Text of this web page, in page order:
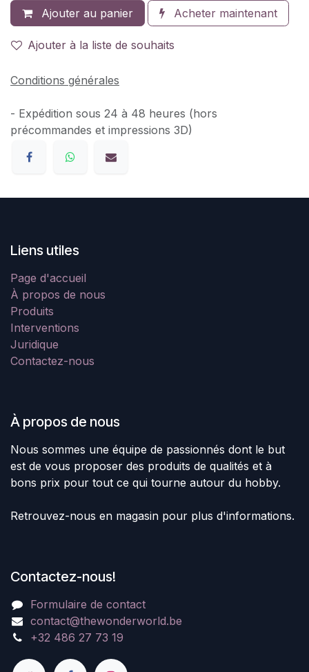
Ajouter au panier Acheter maintenant
Ajouter à la liste de souhaits
Conditions générales
- Expédition sous 24 à 48 heures (hors
précommandes et impressions 3D)
Liens utiles
Page d'accueil
À propos de nous
Produits
Interventions
Juridique
Contactez-nous
À propos de nous
Nous sommes une équipe de passionnés dont le but
est de vous proposer des produits de qualités et à
bons prix pour tout ce qui tourne autour du hobby.
Retrouvez-nous en magasin pour plus d'informations.
Contactez-nous!
Formulaire de contact
contact@thewonderworld.be
+32 486 27 73 19